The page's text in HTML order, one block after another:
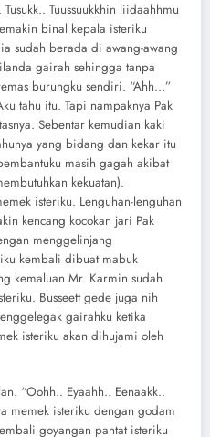
Tuussuukkhin liidaahhmu
binal kepala isteriku
sudah berada di awang-awang
gairah sehingga tanpa
burungku sendiri. “Ahh…”
tahu itu. Tapi nampaknya Pak
Sebentar kemudian kaki
yang bidang dan kekar itu
masih gagah akibat
kekuatan).
isteriku. Lenguhan-lenguhan
kencang kocokan jari Pak
menggelinjang
kembali dibuat mabuk
kemaluan Mr. Karmin sudah
Busseett gede juga nih
gairahku ketika
isteriku akan dihujami oleh
“Oohh.. Eyaahh.. Eenaakk..
memek isteriku dengan godam
goyangan pantat isteriku